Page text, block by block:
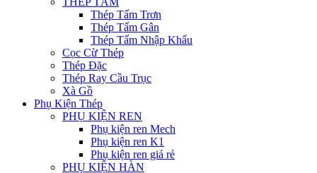
Thép Tấm Trơn
Thép Tấm Gân
Thép Tấm Nhập Khẩu
Cọc Cừ Thép
Thép Đặc
Thép Ray Cầu Trục
Xà Gồ
Phụ Kiện Thép
PHỤ KIỆN REN
Phụ kiện ren Mech
Phụ kiện ren K1
Phụ kiện ren giá rẻ
PHỤ KIỆN HÀN